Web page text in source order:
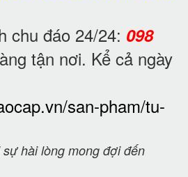
chu đáo 24/24: 098
tận nơi. Kể cả ngày
san-pham/tu-
hài lòng mong đợi đến